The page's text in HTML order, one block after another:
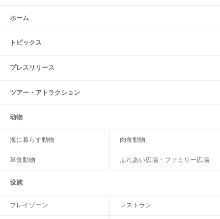
ホーム
トピックス
プレスリリース
ツアー・ アトラクション
动物
海に暮らす動物 肉食動物
草食動物 ふれあい広場・ファミリー広場
设施
プレイゾーン レストラン